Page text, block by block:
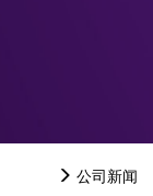
公司新闻